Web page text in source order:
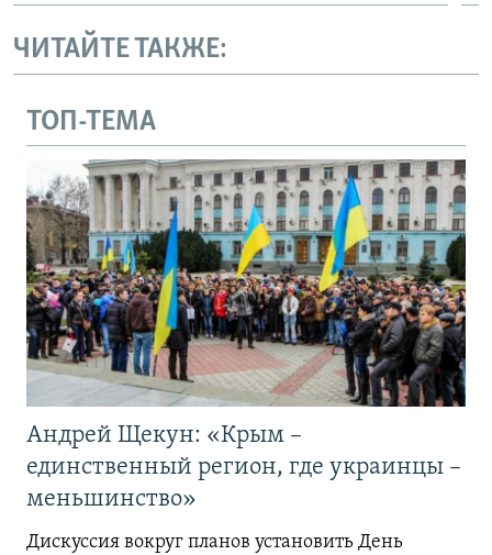
ЧИТАЙТЕ ТАКЖЕ:
ТОП-ТЕМА
Андрей Щекун: «Крым –
единственный регион, где украинцы –
меньшинство»
Дискуссия вокруг планов установить День